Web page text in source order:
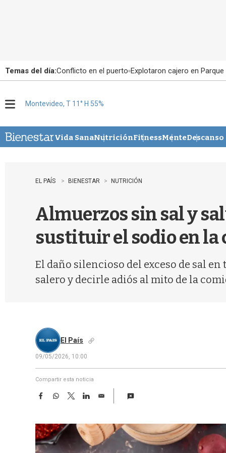
Temas del día:Conflicto en el puerto Explotaron cajero en
u
Montevideo, T 11° H 55%
Vida SanaNutriciónFitnessMenteDescanso
EL PAÍS BIENESTAR NUTRICIÓN
Almuerzos sin sal y
sustituir el sodio en la
El daño silencioso del exceso de sal
salero y decirle adiós al mito de la
El País
09/05/2026, 10:00
Compartir esta noticia
F
e
b
o
W
t
s
A
T
w
t
L
k
e
d
E
i
l